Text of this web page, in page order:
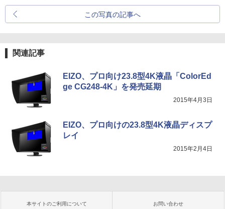
この写真の記事へ
関連記事
EIZO、プロ向け23.8型4K液晶「ColorEd
ge CG248-4K」を発売延期
2015年4月3日
EIZO、プロ向けの23.8型4K液晶ディスプ
レイ
2015年2月4日
本サイトのご利用について お問い合わせ